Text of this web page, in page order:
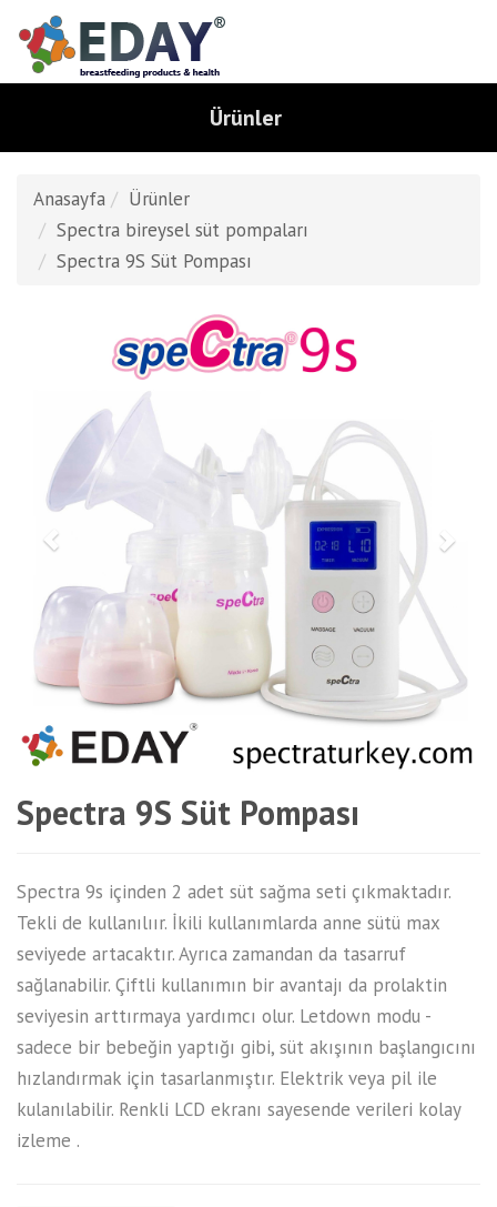
Ürünler
Anasayfa
Ürünler
Spectra bireysel süt pompaları
Spectra 9S Süt Pompası
Spectra 9S Süt Pompası
Spectra 9s içinden 2 adet süt sağma seti çıkmaktadır.
Tekli de kullanılıır. İkili kullanımlarda anne sütü max
seviyede artacaktır. Ayrıca zamandan da tasarruf
sağlanabilir. Çiftli kullanımın bir avantajı da prolaktin
seviyesin arttırmaya yardımcı olur. Letdown modu -
sadece bir bebeğin yaptığı gibi, süt akışının başlangıcını
hızlandırmak için tasarlanmıştır. Elektrik veya pil ile
kulanılabilir. Renkli LCD ekranı sayesende verileri kolay
izleme .